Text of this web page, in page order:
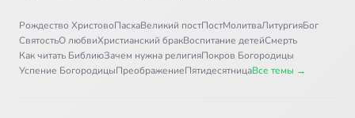
Рождество ХристовоПасхаВеликий постПостМолитваЛитургияБог
СвятостьО любвиХристианский бракВоспитание детейСмерть
Как читать БиблиюЗачем нужна религияПокров Богородицы
Успение БогородицыПреображениеПятидесятницаВсе темы →